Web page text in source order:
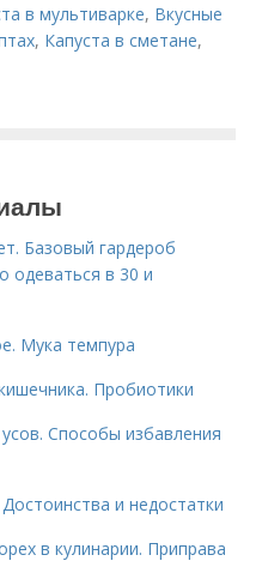
в мультиварке, Вкусные
, Капуста в сметане,
Базовый гардероб
одеваться в 30 и
Мука темпура
Пробиотики
Способы избавления
и недостатки
в кулинарии. Приправа